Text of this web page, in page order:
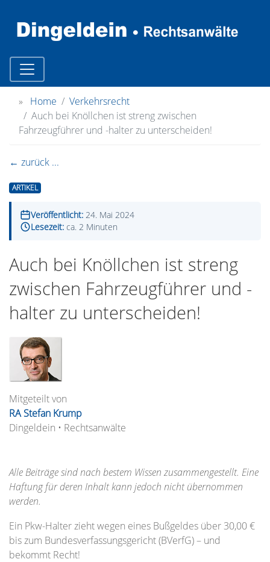
» Home
Verkehrsrecht
Auch bei Knöllchen ist streng zwischen
Fahrzeugführer und -halter zu unterscheiden!
ARTIKEL
Veröffentlicht: 24. Mai 2024
Lesezeit:ca. 2 Minuten
Auch bei Knöllchen ist streng
zwischen Fahrzeugführer und -
halter zu unterscheiden!
← zurück ...
Ein Pkw-Halter zieht wegen eines Bußgeldes über 30,00 €
bis zum Bundesverfassungsgericht (BVerfG) – und
bekommt Recht!
Mitgeteilt von
RA Stefan Krump
Dingeldein • Rechtsanwälte
Alle Beiträge sind nach bestem Wissen zusammengestellt. Eine
Haftung für deren Inhalt kann jedoch nicht übernommen
werden.